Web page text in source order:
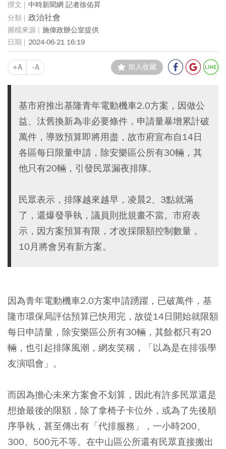
中時新聞網 記者徐佑昇
政治社會
施偉政辦公室提供
2024-06-21 16:19
+A -A 加入收藏
基市府推出基隆青年電動機車2.0方案，因做公
益、汰舊換新為非必要條件，申請量暴增累計破
萬件，導致預算即將用盡，故市府宣布自14日
各區每日限量申請，除安樂區公所有30輛，其
他只有20輛，引發民眾漏夜排隊。
民眾表示，排隊越來越早，凌晨2、3點就滿
了，還爆發爭執，議員則批規畫不當。市府表
示，因方案預算有限，才改採限額控制數量，
10月將會另有新方案。
因為青年電動機車2.0方案申請踴躍，已破萬件，基
隆市環保局評估預算已快用完，故從14日開始就限額
每日申請量，除安樂區公所有30輛，其餘都只有20
輛，也引起排隊風潮，網友笑稱，「以為是在排張學
友演唱會」。
而因為擔心未來方案會不划算，因此有許多民眾還是
想搶最後的限額，除了拿椅子卡位外，或為了先後順
序爭執，甚至傳出有「代排服務」，一小時200、
300、500元不等。在中山區公所還有民眾直接搬出